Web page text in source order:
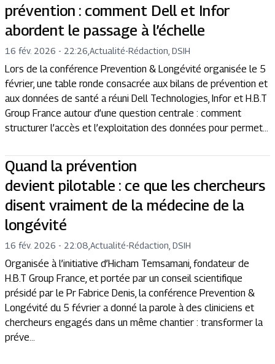
prévention : comment Dell et Infor
abordent le passage à l’échelle
16 fév. 2026 - 22:26 Actualité-Rédaction, DSIH
Lors de la conférence Prevention & Longévité organisée le 5
février, une table ronde consacrée aux bilans de prévention et
aux données de santé a réuni Dell Technologies, Infor et H.B.T
Group France autour d’une question centrale : comment
structurer l’accès et l’exploitation des données pour permet...
Quand la prévention
devient pilotable : ce que les chercheurs
disent vraiment de la médecine de la
longévité
16 fév. 2026 - 22:08 Actualité-Rédaction, DSIH
Organisée à l’initiative d’Hicham Temsamani, fondateur de
H.B.T Group France, et portée par un conseil scientifique
présidé par le Pr Fabrice Denis, la conférence Prevention &
Longévité du 5 février a donné la parole à des cliniciens et
chercheurs engagés dans un même chantier : transformer la
préve...